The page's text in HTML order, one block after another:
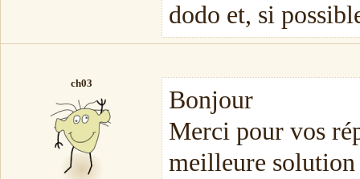
dodo et, si
ch03
Bonjour
Merci pour vos
meilleure solution